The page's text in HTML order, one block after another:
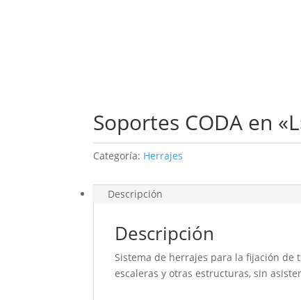
Soportes CODA en
Categoría: Herrajes
Descripción
Descripción
Sistema de herrajes para la fijación
escaleras y otras estructuras, sin